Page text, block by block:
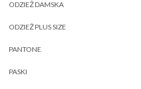
ODZIEŻ DAMSKA
ODZIEŻ PLUS SIZE
PANTONE
PASKI